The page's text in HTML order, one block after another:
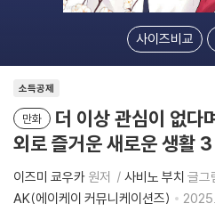
사이즈비교
소득공제
만화
더 이상 관심이 없다
외로 즐거운 새로운 생활 3
이즈미 쿄우카 원저 사비노 부치 글그
AK(에이케이 커뮤니케이션즈)